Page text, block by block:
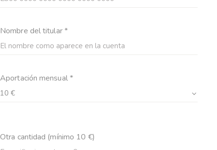
Nombre del titular *
Aportación mensual *
Otra cantidad (mínimo 10 €)